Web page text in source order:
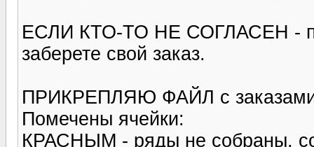
ЕСЛИ КТО-ТО НЕ СОГЛАСЕН -
заберете свой заказ.
ПРИКРЕПЛЯЮ ФАЙЛ с
Помечены ячейки:
КРАСНЫМ - ряды не собраны,